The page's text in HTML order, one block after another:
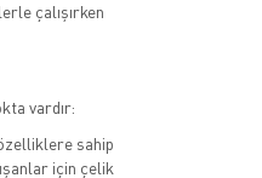
çalışırken
vardır:
sahip
için çelik